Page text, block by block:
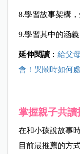
8.學習故事架構
9.學習其中的涵
延伸閱讀： 給父
會！哭鬧時如何
掌握親子共讀
在和小孩說故事
目前最推薦的方